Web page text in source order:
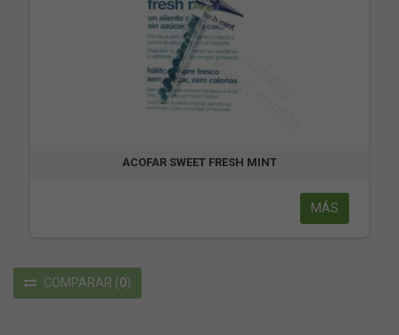
ACOFAR SWEET FRESH MINT
MÁS
COMPARAR (0)